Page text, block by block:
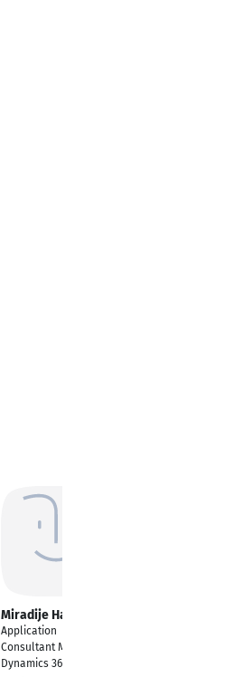
Miradije Haag
Application
Consultant Microsoft
Dynamics 365